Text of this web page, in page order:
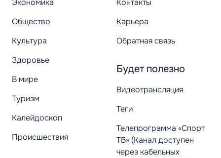
Экономика
Общество
Культура
Здоровье
В мире
Туризм
Калейдоскоп
Происшествия
Контакты
Карьера
Обратная связь
Будет полезно
Видеотрансляция
Теги
Телепрограмма «Спорт
ТВ» (Канал доступен
через кабельных